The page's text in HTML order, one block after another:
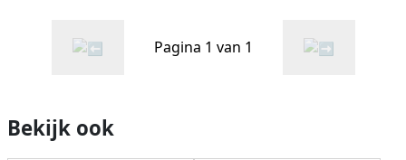
Schijfremmen – SlechtsPagina 1 van 1
Bekijk ook